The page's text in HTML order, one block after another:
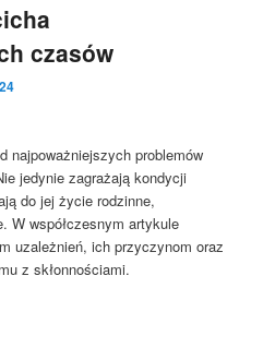
czasów
najpoważniejszych problemów
jedynie zagrażają kondycji
do jej życie rodzinne,
W współczesnym artykule
uzależnień, ich przyczynom oraz
z skłonnościami.